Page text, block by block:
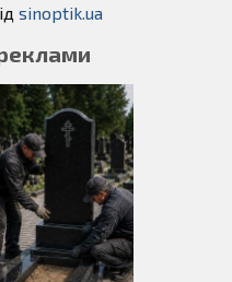
sinoptik.ua